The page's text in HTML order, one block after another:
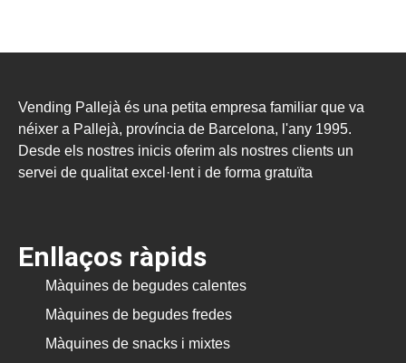
Vending Pallejà és una petita empresa familiar que va
néixer a Pallejà, província de Barcelona, l'any 1995.
Desde els nostres inicis oferim als nostres clients un
servei de qualitat excel·lent i de forma gratuïta
Enllaços ràpids
Màquines de begudes calentes
Màquines de begudes fredes
Màquines de snacks i mixtes